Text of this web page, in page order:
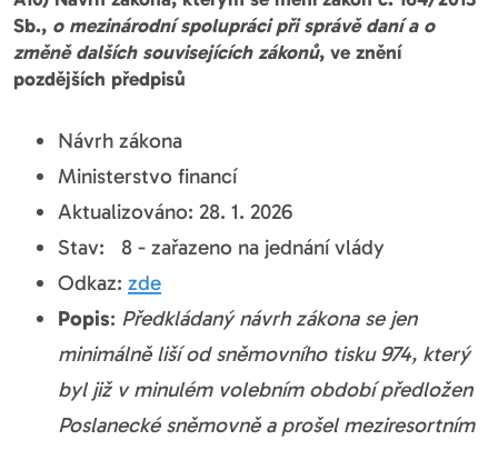
Sb., o mezinárodní spolupráci při správě daní a o
změně dalších souvisejících zákonů, ve znění
pozdějších předpisů
Návrh zákona
Ministerstvo financí
Aktualizováno: 28. 1. 2026
Stav: 8 - zařazeno na jednání vlády
Odkaz: zde
Popis: Předkládaný návrh zákona se jen
minimálně liší od sněmovního tisku 974, který
byl již v minulém volebním období předložen
Poslanecké sněmovně a prošel meziresortním